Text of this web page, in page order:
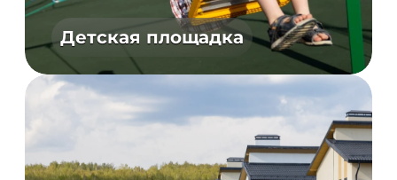
Детская площадка